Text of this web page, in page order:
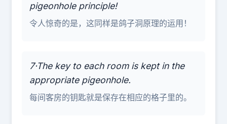
pigeonhole principle!
令人惊奇的是，这同样是鸽子洞原理的运用！
7·The key to each room is kept in the
appropriate pigeonhole.
每间客房的钥匙就是保存在相应的格子里的。